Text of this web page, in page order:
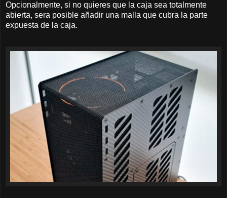
Opcionalmente, si no quieres que la caja sea totalmente
abierta, sera posible añadir una malla que cubra la parte
expuesta de la caja.